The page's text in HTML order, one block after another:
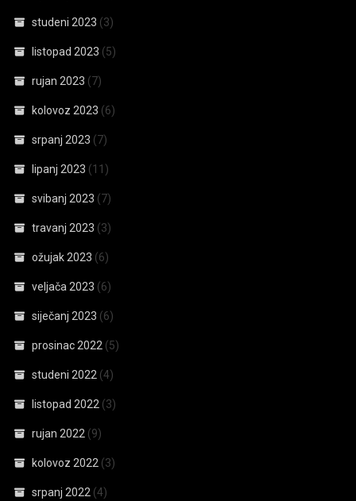
studeni 2023 (3)
listopad 2023 (5)
rujan 2023 (7)
kolovoz 2023 (6)
srpanj 2023 (7)
lipanj 2023 (11)
svibanj 2023 (7)
travanj 2023 (3)
ožujak 2023 (6)
veljača 2023 (6)
siječanj 2023 (6)
prosinac 2022 (5)
studeni 2022 (4)
listopad 2022 (3)
rujan 2022 (9)
kolovoz 2022 (3)
srpanj 2022 (4)